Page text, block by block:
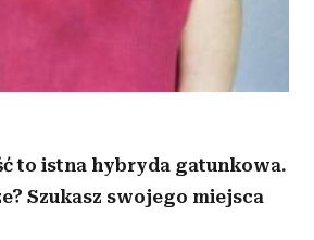
to istna hybryda gatunkowa.
Szukasz swojego miejsca